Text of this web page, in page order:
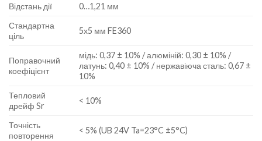
Відстань дії
0…1,21 мм
Стандартна
ціль
5х5 мм FE360
Поправочний
коефіцієнт
мідь: 0,37 ± 10% / алюміній: 0,30 ± 10% /
латунь: 0,40 ± 10% / нержавіюча сталь: 0,67 ±
10%
Тепловий
дрейф Sr
< 10%
Точність
повторення
< 5% (UB 24V Ta=23°C ±5°C)